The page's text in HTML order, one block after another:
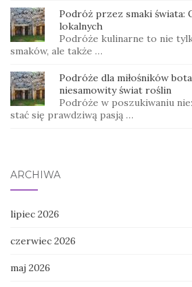
Podróż przez smaki świata:
lokalnych
Podróże kulinarne to nie
smaków, ale także …
Podróże dla miłośników
niesamowity świat roślin
Podróże w poszukiwaniu
stać się prawdziwą pasją …
ARCHIWA
lipiec 2026
czerwiec 2026
maj 2026